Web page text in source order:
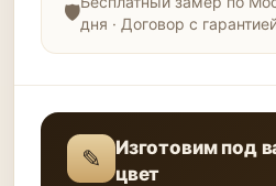
дня · Договор с
✎
Изготовим под
цвет